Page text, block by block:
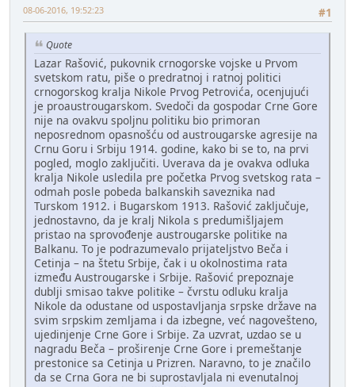
#1
08-06-2016, 19:52:23
Quote
Lazar Rašović, pukovnik crnogorske vojske u Prvom
svetskom ratu, piše o predratnoj i ratnoj politici
crnogorskog kralja Nikole Prvog Petrovića, ocenjujući
je proaustrougarskom. Svedoči da gospodar Crne Gore
nije na ovakvu spoljnu politiku bio primoran
neposrednom opasnošću od austrougarske agresije na
Crnu Goru i Srbiju 1914. godine, kako bi se to, na prvi
pogled, moglo zaključiti. Uverava da je ovakva odluka
kralja Nikole usledila pre početka Prvog svetskog rata –
odmah posle pobeda balkanskih saveznika nad
Turskom 1912. i Bugarskom 1913. Rašović zaključuje,
jednostavno, da je kralj Nikola s predumišljajem
pristao na sprovođenje austrougarske politike na
Balkanu. To je podrazumevalo prijateljstvo Beča i
Cetinja – na štetu Srbije, čak i u okolnostima rata
između Austrougarske i Srbije. Rašović prepoznaje
dublji smisao takve politike – čvrstu odluku kralja
Nikole da odustane od uspostavljanja srpske države na
svim srpskim zemljama i da izbegne, već nagovešteno,
ujedinjenje Crne Gore i Srbije. Za uzvrat, uzdao se u
nagradu Beča – proširenje Crne Gore i premeštanje
prestonice sa Cetinja u Prizren. Naravno, to je značilo
da se Crna Gora ne bi suprostavljala ni evenutalnoj